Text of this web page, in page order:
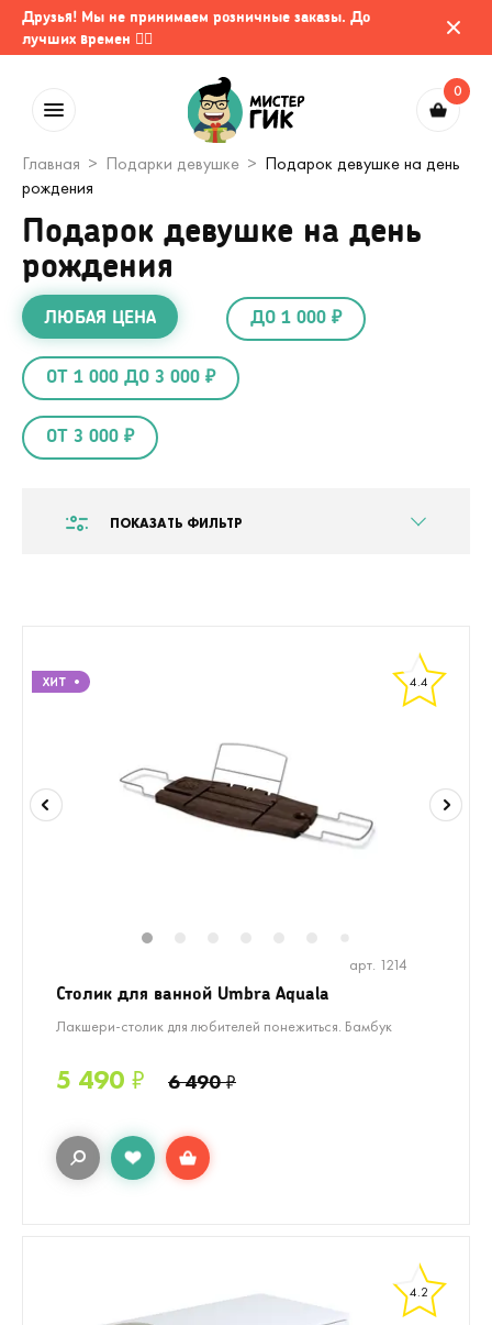
Друзья! Мы не принимаем розничные заказы. До
лучших времен 🤷‍♂️
0
Главная Подарки девушке
Подарок девушке на день
рождения
Подарок девушке на день
рождения
ЛЮБАЯ ЦЕНА ДО 1 000 ₽
ОТ 1 000 ДО 3 000 ₽
ОТ 3 000 ₽
ПОКАЗАТЬ ФИЛЬТР
4.4
арт. 1214
Столик для ванной Umbra Aquala
Лакшери-столик для любителей понежиться. Бамбук
5 490 ₽ 6 490₽
4.2